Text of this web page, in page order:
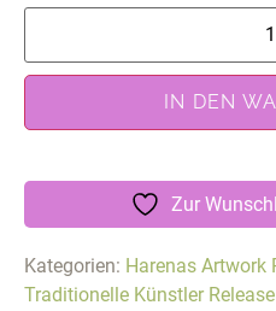
IN DEN
Zur
Kategorien: Harenas Artwork
Traditionelle Künstler